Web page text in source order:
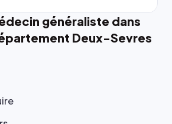
généraliste dans
Deux-Sevres